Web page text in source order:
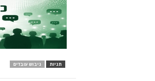
תגיות גיבוש עובדים